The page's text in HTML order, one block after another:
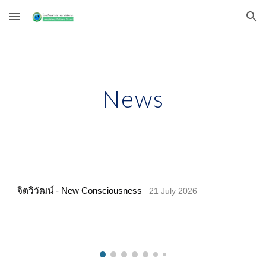
Skip to main content Skip to navigation
News
จิตวิวัฒน์ - New Consciousness 21 July 2026